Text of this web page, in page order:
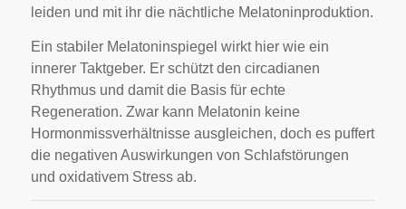
leiden und mit ihr die nächtliche Melatoninproduktion.
Ein stabiler Melatoninspiegel wirkt hier wie ein
innerer Taktgeber. Er schützt den circadianen
Rhythmus und damit die Basis für echte
Regeneration. Zwar kann Melatonin keine
Hormonmissverhältnisse ausgleichen, doch es puffert
die negativen Auswirkungen von Schlafstörungen
und oxidativem Stress ab.